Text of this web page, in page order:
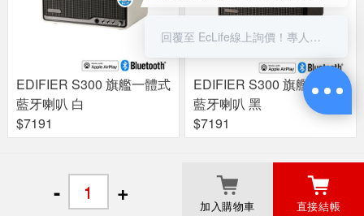
- + 加入購物車 直接結帳
EDIFIER S300 旗艦一體式
藍牙喇叭 白
$7191
EDIFIER S300 旗艦一體式
藍牙喇叭 黑
$7191
關於良興
© 2017 Liang Shing EcLife Corp.
回覆至 EcLife線上詢價！專人服務